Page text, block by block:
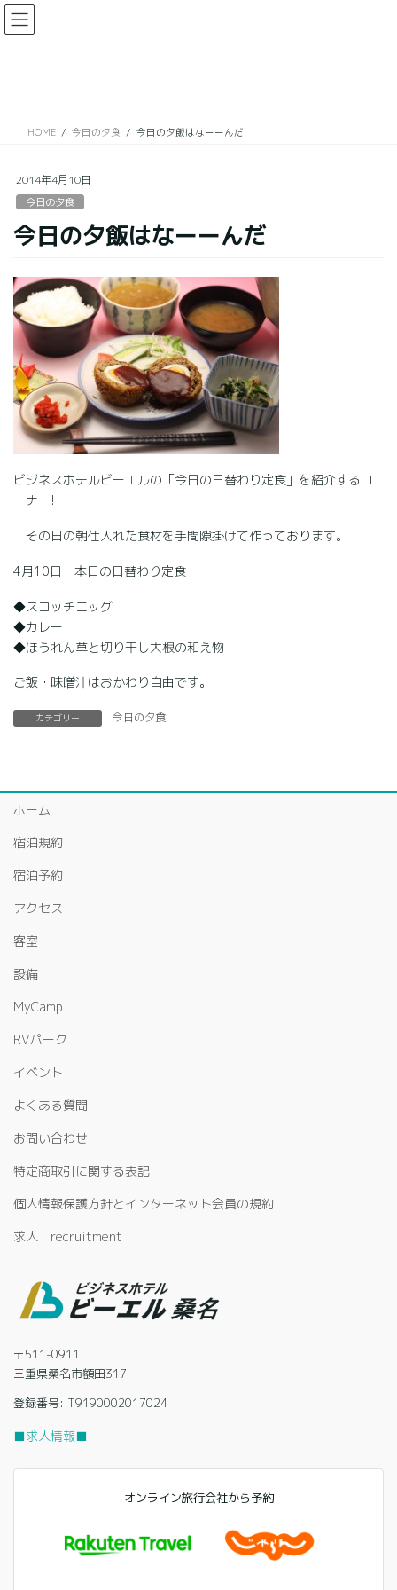
コ
ン
移
ナ
ビ
ン
HOME 今日の夕食 今日の夕飯はなーーんだ
2014年4月10日
今日の夕食
今日の夕飯はなーーんだ
ビジネスホテルビーエルの「今日の日替わり定食」を紹介するコ
ーナー!
その日の朝仕入れた食材を手間隙掛けて作っております。
4月10日 本日の日替わり定食
◆スコッチエッグ
◆カレー
◆ほうれん草と切り干し大根の和え物
ご飯・味噌汁はおかわり自由です。
カテゴリー 今日の夕食
ホーム
宿泊規約
宿泊予約
アクセス
客室
設備
MyCamp
RVパーク
イベント
よくある質問
お問い合わせ
特定商取引に関する表記
個人情報保護方針とインターネット会員の規約
求人 recruitment
〒511-0911
三重県桑名市額田317
登録番号: T9190002017024
■求人情報■
オンライン旅行会社から予約